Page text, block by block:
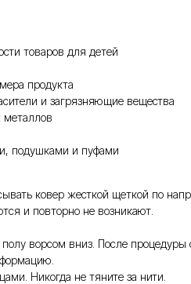
товаров для детей
продукта
и загрязняющие вещества
металлов
подушками и пуфами
ковер жесткой щеткой по
и повторно не возникают.
ворсом вниз. После
Никогда не тяните за нити.